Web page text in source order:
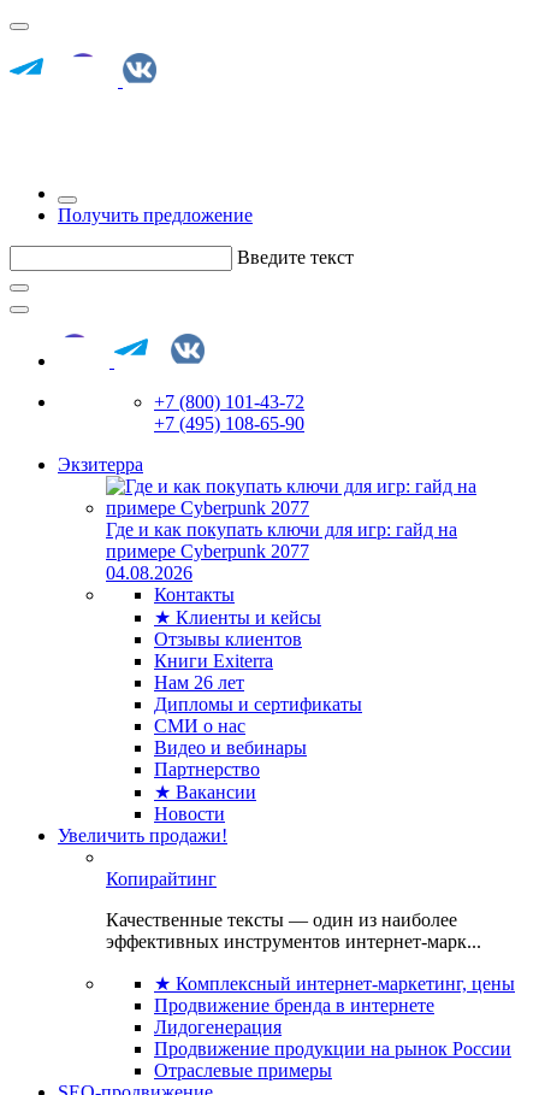
Получить предложение
Введите текст
+7 (800) 101-43-72
+7 (495) 108-65-90
Экзитерра
Где и как покупать ключи для игр: гайд на
примере Cyberpunk 2077
04.08.2026
Контакты
★ Клиенты и кейсы
Отзывы клиентов
Книги Exiterra
Нам 26 лет
Дипломы и сертификаты
СМИ о нас
Видео и вебинары
Партнерство
★ Вакансии
Новости
Увеличить продажи!
Копирайтинг
Качественные тексты — один из наиболее
эффективных инструментов интернет-марк...
★ Комплексный интернет-маркетинг, цены
Продвижение бренда в интернете
Лидогенерация
Продвижение продукции на рынок России
Отраслевые примеры